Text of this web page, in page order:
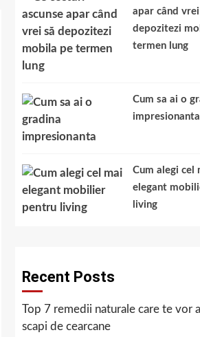
apar când vrei
depozitezi
termen lung
Cum sa ai o
impresionanta
Cum alegi cel
elegant
living
Recent Posts
Top 7 remedii naturale care te vor
scapi de cearcane